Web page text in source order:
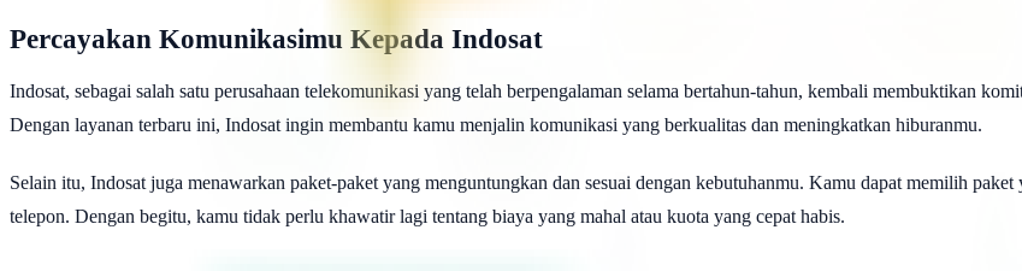
Percayakan Komunikasimu Kepada Indosat
Indosat, sebagai salah satu perusahaan telekomunikasi yang telah berpengalaman selama bertahun-tahun, kembali membuktikan
Dengan layanan terbaru ini, Indosat ingin membantu kamu menjalin komunikasi yang berkualitas dan meningkatkan hiburanmu.
Selain itu, Indosat juga menawarkan paket-paket yang menguntungkan dan sesuai dengan kebutuhanmu. Kamu dapat memilih
telepon. Dengan begitu, kamu tidak perlu khawatir lagi tentang biaya yang mahal atau kuota yang cepat habis.